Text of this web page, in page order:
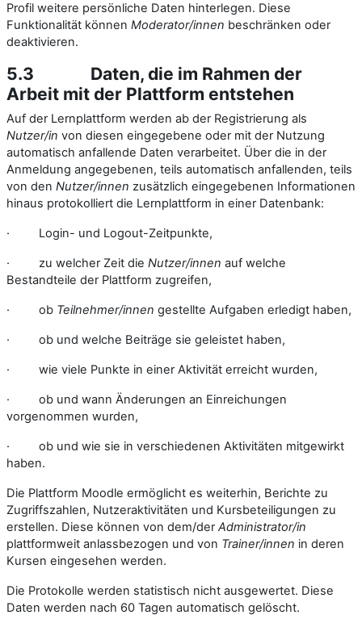
Profil weitere persönliche Daten hinterlegen. Diese
Funktionalität können Moderator/innen beschränken oder
deaktivieren.
5.3 Daten, die im Rahmen der
Arbeit mit der Plattform entstehen
Auf der Lernplattform werden ab der Registrierung als
Nutzer/in von diesen eingegebene oder mit der Nutzung
automatisch anfallende Daten verarbeitet. Über die in der
Anmeldung angegebenen, teils automatisch anfallenden, teils
von den Nutzer/innen zusätzlich eingegebenen Informationen
hinaus protokolliert die Lernplattform in einer Datenbank:
· Login- und Logout-Zeitpunkte,
· zu welcher Zeit die Nutzer/innen auf welche
Bestandteile der Plattform zugreifen,
· ob Teilnehmer/innen gestellte Aufgaben erledigt haben,
· ob und welche Beiträge sie geleistet haben,
· wie viele Punkte in einer Aktivität erreicht wurden,
· ob und wann Änderungen an Einreichungen
vorgenommen wurden,
· ob und wie sie in verschiedenen Aktivitäten mitgewirkt
haben.
Die Plattform Moodle ermöglicht es weiterhin, Berichte zu
Zugriffszahlen, Nutzeraktivitäten und Kursbeteiligungen zu
erstellen. Diese können von dem/derAdministrator/in
plattformweit anlassbezogen und von Trainer/innen in deren
Kursen eingesehen werden.
Die Protokolle werden statistisch nicht ausgewertet. Diese
Daten werden nach 60 Tagen automatisch gelöscht.